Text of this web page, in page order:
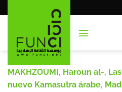
al
MAKHZOUMI, Haroun al-,
nuevo Kamasutra árabe,